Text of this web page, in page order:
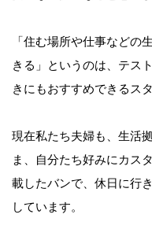
「住む場所や仕事などの
きる」というのは、テス
きにもおすすめできるス
現在私たち夫婦も、生活
ま、自分たち好みにカス
載したバンで、休日に行
しています。